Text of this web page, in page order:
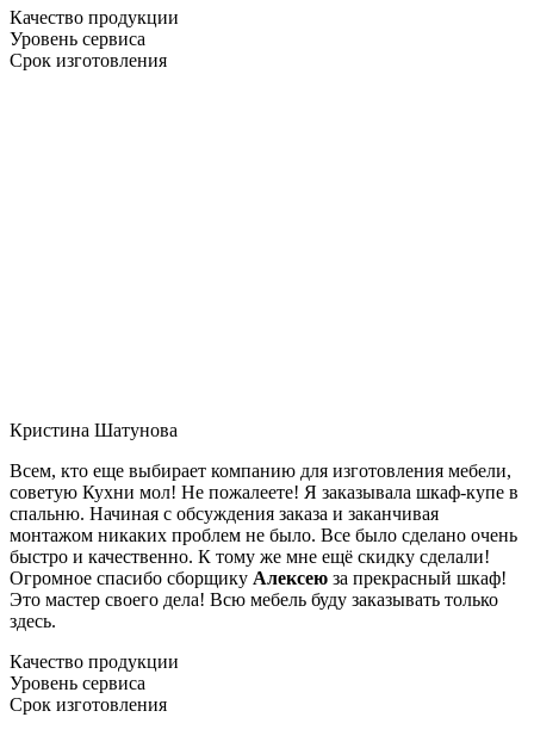
Качество продукции
Уровень сервиса
Срок изготовления
Кристина Шатунова
Всем, кто еще выбирает компанию для изготовления мебели,
советую Кухни мол! Не пожалеете! Я заказывала шкаф-купе в
спальню. Начиная с обсуждения заказа и заканчивая
монтажом никаких проблем не было. Все было сделано очень
быстро и качественно. К тому же мне ещё скидку сделали!
Огромное спасибо сборщику Алексею за прекрасный шкаф!
Это мастер своего дела! Всю мебель буду заказывать только
здесь.
Качество продукции
Уровень сервиса
Срок изготовления